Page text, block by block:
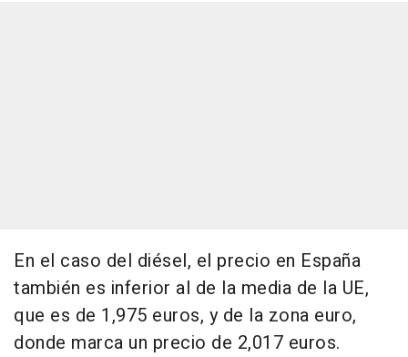
En el caso del diésel, el precio en España
también es inferior al de la media de la UE,
que es de 1,975 euros, y de la zona euro,
donde marca un precio de 2,017 euros.